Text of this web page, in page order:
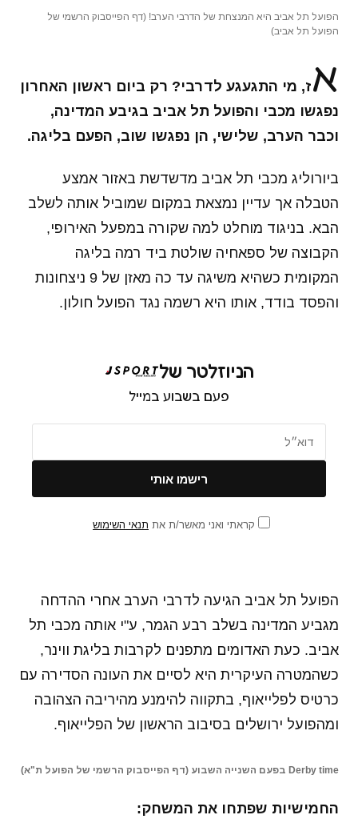
הפועל תל אביב היא המנצחת של הדרבי הערב! (דף הפייסבוק הרשמי של
הפועל תל אביב)
אז, מי התגעגע לדרבי? רק ביום ראשון האחרון
נפגשו מכבי והפועל תל אביב בגיבע המדינה,
וכבר הערב, שלישי, הן נפגשו שוב, הפעם בליגה.
ביורוליג מכבי תל אביב מדשדשת באזור אמצע
הטבלה אך עדיין נמצאת במקום שמוביל אותה לשלב
הבא. בניגוד מוחלט למה שקורה במפעל האירופי,
הקבוצה של ספאחיה שולטת ביד רמה בליגה
המקומית כשהיא משיגה עד כה מאזן של 9 ניצחונות
והפסד בודד, אותו היא רשמה נגד הפועל חולון.
הניוזלטר של
פעם בשבוע במייל
קראתי ואני מאשר/ת את תנאי השימוש
הפועל תל אביב הגיעה לדרבי הערב אחרי ההדחה
מגביע המדינה בשלב רבע הגמר, ע"י אותה מכבי תל
אביב. כעת האדומים מתפנים לקרבות בליגת ווינר,
כשהמטרה העיקרית היא לסיים את העונה הסדירה עם
כרטיס לפלייאוף, בתקווה להימנע מהיריבה הצהובה
ומהפועל ירושלים בסיבוב הראשון של הפלייאוף.
Derby time בפעם השנייה השבוע (דף הפייסבוק הרשמי של הפועל ת"א)
החמישיות שפתחו את המשחק: